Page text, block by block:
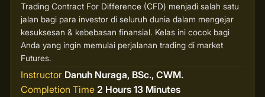
Trading Contract For Difference (CFD) menjadi salah satu
jalan bagi para investor di seluruh dunia dalam mengejar
kesuksesan & kebebasan finansial. Kelas ini cocok bagi
Anda yang ingin memulai perjalanan trading di market
Futures.
Instructor Danuh Nuraga, BSc., CWM.
Completion Time 2 Hours 13 Minutes